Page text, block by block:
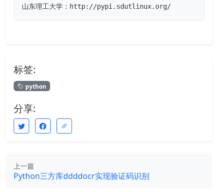
山东理工大学：http://pypi.sdutlinux.org/
标签:
python
分享:
上一篇
Python三方库ddddocr实现验证码识别